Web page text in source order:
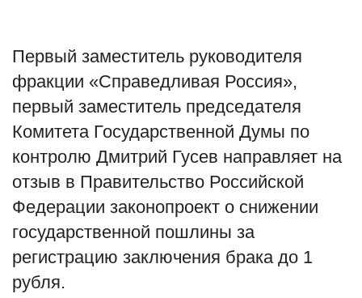
Образование
Шоу-бизнес
В мире
Россия
Язык
English Русский
Первый заместитель руководителя
фракции «Справедливая Россия»,
первый заместитель председателя
Комитета Государственной Думы по
контролю Дмитрий Гусев направляет на
отзыв в Правительство Российской
Федерации законопроект о снижении
государственной пошлины за
регистрацию заключения брака до 1
рубля.